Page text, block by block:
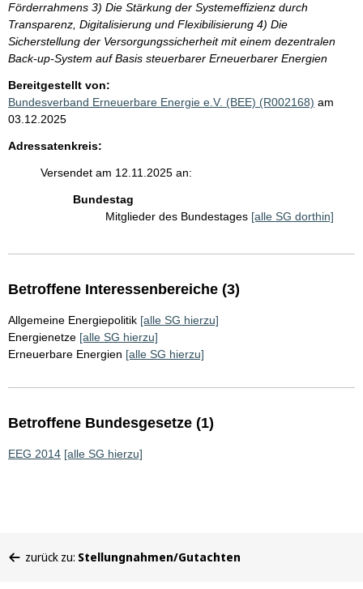
Förderrahmens 3) Die Stärkung der Systemeffizienz durch
Transparenz, Digitalisierung und Flexibilisierung 4) Die
Sicherstellung der Versorgungssicherheit mit einem dezentralen
Back-up-System auf Basis steuerbarer Erneuerbarer Energien
Bereitgestellt von:
Bundesverband Erneuerbare Energie e.V. (BEE) (R002168) am
03.12.2025
Adressatenkreis:
Versendet am 12.11.2025 an:
Bundestag
Mitglieder des Bundestages [alle SG dorthin]
Betroffene Interessenbereiche (3)
Allgemeine Energiepolitik [alle SG hierzu]
Energienetze [alle SG hierzu]
Erneuerbare Energien [alle SG hierzu]
Betroffene Bundesgesetze (1)
EEG 2014 [alle SG hierzu]
befinden
zurück zu: Stellungnahmen/Gutachten